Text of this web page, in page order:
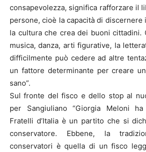
consapevolezza, significa rafforzare il
persone, cioè la capacità di discernere
la cultura che crea dei buoni cittadini.
musica, danza, arti figurative, la
difficilmente può cedere ad altre
un fattore determinante per creare
sano”.
Sul fronte del fisco e dello stop al
per Sangiuliano “Giorgia Meloni
Fratelli d’Italia è un partito che si
conservatore. Ebbene, la
conservatori è quella di un fisco